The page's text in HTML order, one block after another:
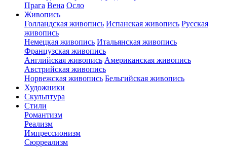
Прага Вена Осло
Живопись
Голландская живопись Испанская живопись Русская
живопись
Немецкая живопись Итальянская живопись
Французская живопись
Английская живопись Американская живопись
Австрийская живопись
Норвежская живопись Бельгийская живопись
Художники
Скульптура
Стили
Романтизм
Реализм
Импрессионизм
Сюрреализм